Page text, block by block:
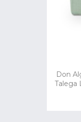
Don
Talega